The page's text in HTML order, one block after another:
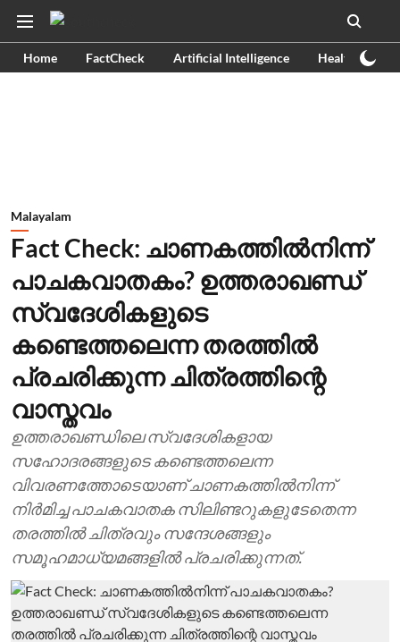
Home FactCheck Artificial Intelligence Health
Malayalam
Fact Check: ചാണകത്തില്‍നിന്ന്
പാചകവാതകം? ഉത്തരാഖണ്ഡ്
സ്വദേശികളുടെ
കണ്ടെത്തലെന്ന തരത്തില്‍
പ്രചരിക്കുന്ന ചിത്രത്തിന്റെ
വാസ്തവം
ഉത്തരാഖണ്ഡിലെ സ്വദേശികളായ
സഹോദരങ്ങളുടെ കണ്ടെത്തലെന്ന
വിവരണത്തോടെയാണ് ചാണകത്തില്‍നിന്ന്
നിര്‍മിച്ച പാചകവാതക സിലിണ്ടറുകളുടേതെന്ന
തരത്തില്‍ ചിത്രവും സന്ദേശങ്ങളും
സമൂഹമാധ്യമങ്ങളില്‍ പ്രചരിക്കുന്നത്.